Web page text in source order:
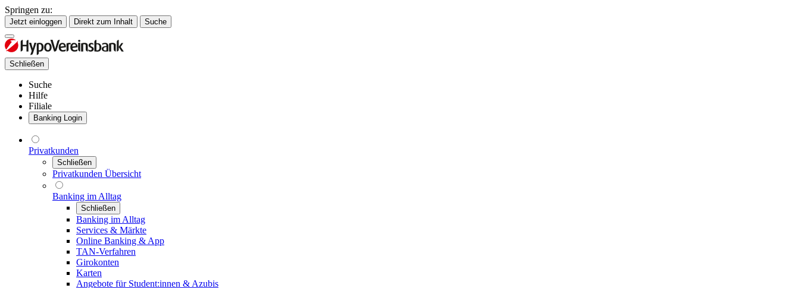
Springen zu:
Jetzt einloggen Direkt zum Inhalt Suche
Schließen
Suche
Hilfe
Filiale
Banking Login
Privatkunden
Schließen
Privatkunden Übersicht
Banking im Alltag
Schließen
Banking im Alltag
Services & Märkte
Online Banking & App
TAN-Verfahren
Girokonten
Karten
Angebote für Student:innen & Azubis